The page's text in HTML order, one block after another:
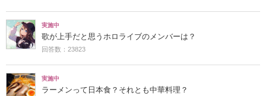
実施中
歌が上手だと思うホロライブのメンバーは？
回答数：23823
実施中
ラーメンって日本食？それとも中華料理？